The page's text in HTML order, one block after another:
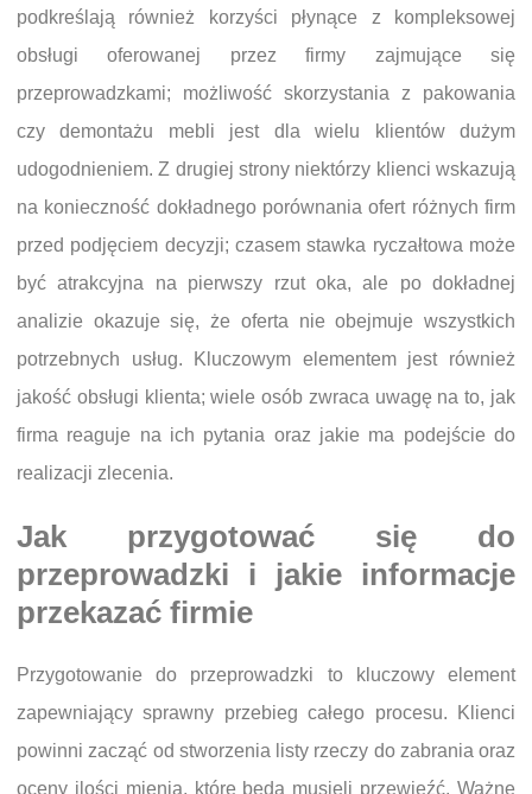
podkreślają również korzyści płynące z kompleksowej
obsługi oferowanej przez firmy zajmujące się
przeprowadzkami; możliwość skorzystania z pakowania
czy demontażu mebli jest dla wielu klientów dużym
udogodnieniem. Z drugiej strony niektórzy klienci wskazują
na konieczność dokładnego porównania ofert różnych firm
przed podjęciem decyzji; czasem stawka ryczałtowa może
być atrakcyjna na pierwszy rzut oka, ale po dokładnej
analizie okazuje się, że oferta nie obejmuje wszystkich
potrzebnych usług. Kluczowym elementem jest również
jakość obsługi klienta; wiele osób zwraca uwagę na to, jak
firma reaguje na ich pytania oraz jakie ma podejście do
realizacji zlecenia.
Jak przygotować się do
przeprowadzki i jakie informacje
przekazać firmie
Przygotowanie do przeprowadzki to kluczowy element
zapewniający sprawny przebieg całego procesu. Klienci
powinni zacząć od stworzenia listy rzeczy do zabrania oraz
oceny ilości mienia, które będą musieli przewieźć. Ważne